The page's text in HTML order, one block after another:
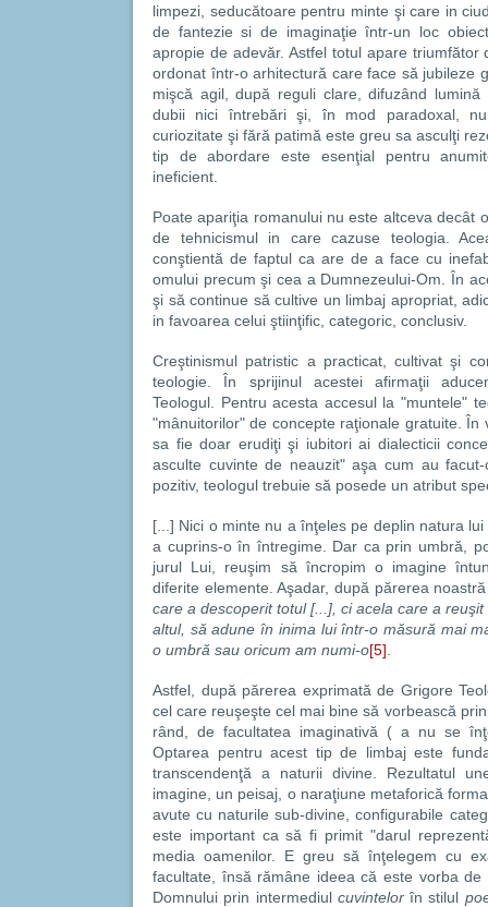
limpezi, seducătoare pentru minte şi care in
de fantezie si de imaginaţie într-un loc
apropie de adevăr. Astfel totul apare triumfător
ordonat într-o arhitectură care face să jubileze
mişcă agil, după reguli clare, difuzând
dubii nici întrebări şi, în mod paradoxal,
curiozitate şi fără patimă este greu sa asculţi
tip de abordare este esenţial pentru
ineficient.
Poate apariţia romanului nu este altceva decât
de tehnicismul in care cazuse teologia.
conştientă de faptul ca are de a face cu
omului precum şi cea a Dumnezeului-Om. În
şi să continue să cultive un limbaj apropriat,
in favoarea celui ştiinţific, categoric, conclusiv.
Creştinismul patristic a practicat, cultivat şi
teologie. În sprijinul acestei afirmaţii
Teologul. Pentru acesta accesul la "muntele"
"mânuitorilor" de concepte raţionale gratuite. În
sa fie doar erudiţi şi iubitori ai dialecticii
asculte cuvinte de neauzit" aşa cum au
pozitiv, teologul trebuie să posede un atribut
[...] Nici o minte nu a înţeles pe deplin natura
a cuprins-o în întregime. Dar ca prin umbră,
jurul Lui, reuşim să încropim o imagine
diferite elemente. Aşadar, după părerea
care a descoperit totul [...], ci acela care a
altul, să adune în inima lui într-o măsură mai
o umbră sau oricum am numi-o[5]
Astfel, după părerea exprimată de Grigore
cel care reuşeşte cel mai bine să vorbească
rând, de facultatea imaginativă ( a nu se
Optarea pentru acest tip de limbaj este
transcendenţă a naturii divine. Rezultatul
imagine, un peisaj, o naraţiune metaforică
avute cu naturile sub-divine, configurabile
este important ca să fi primit "darul
media oamenilor. E greu să înţelegem cu
facultate, însă rămâne ideea că este vorba
Domnului prin intermediul cuvintelorîn stilul